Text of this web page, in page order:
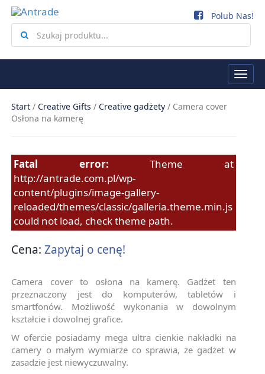
Search
for
Polub Nas!
Start / Creative Gifts / Creative gadżety / Camera cover
Osłona na kamerę
Fatal error:Theme at
http://antrade.com.pl/wp-
content/plugins/image-gallery-
reloaded/themes/classic/galleria.theme.min.js
could not load, check theme path.
CAMERA COVER
OSŁONA NA KAMERĘ
Cena:Zapytaj o cenę!
Camera cover to osłona na kamerę. Gadżet ten
przeznaczony jest do komputerów, tabletów i
smartfonów. Możliwość wykonania w dowolnym
kształcie i dowolnej grafice.
W ofercie posiadamy mega ultra cienkie nakładki na
camery o małym wymiarze co sprawia, że gadżet w
zasadzie jest niewyczuwalny.